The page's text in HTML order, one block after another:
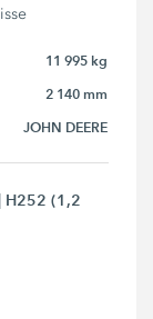
11 995 kg
2 140 mm
JOHN DEERE
H252 (1,2